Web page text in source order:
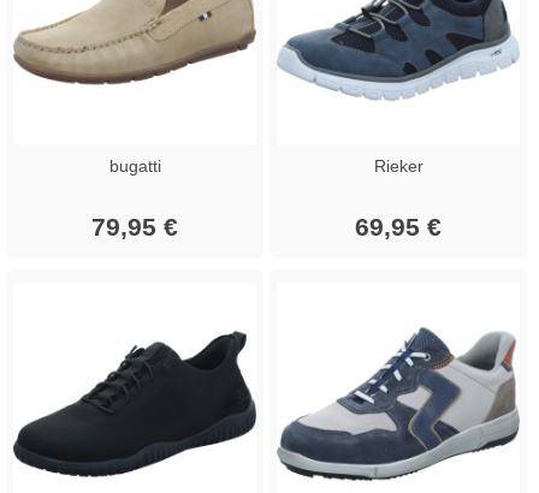
bugatti
79,95 €
Rieker
69,95 €